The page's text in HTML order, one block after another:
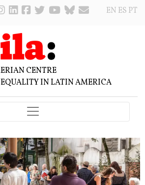
EN ES PT
CENTRE
IN LATIN AMERICA